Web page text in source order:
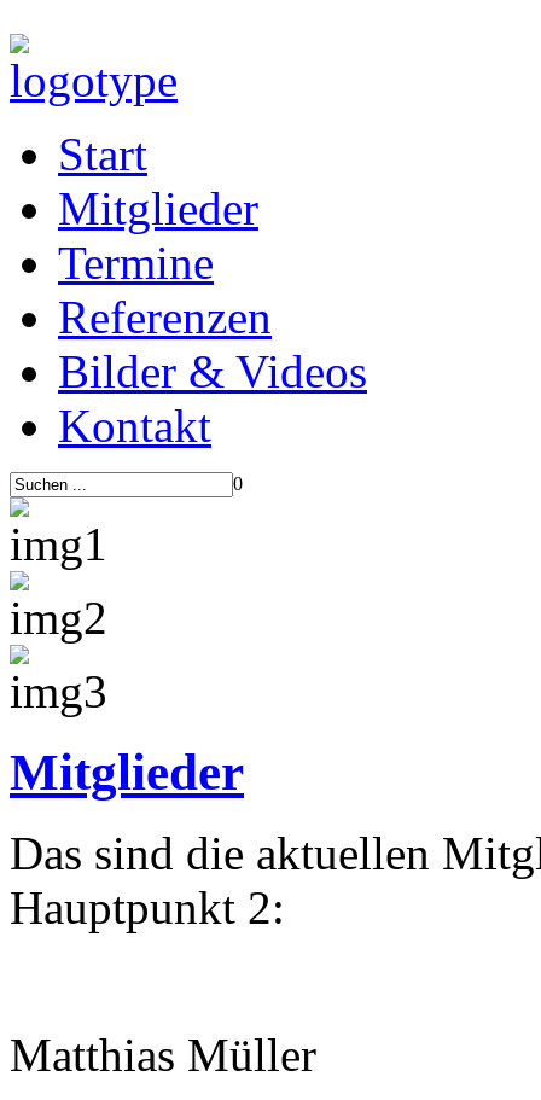
Start
Mitglieder
Termine
Referenzen
Bilder & Videos
Kontakt
0
Mitglieder
Das sind die aktuellen
Hauptpunkt 2:
Matthias Müller